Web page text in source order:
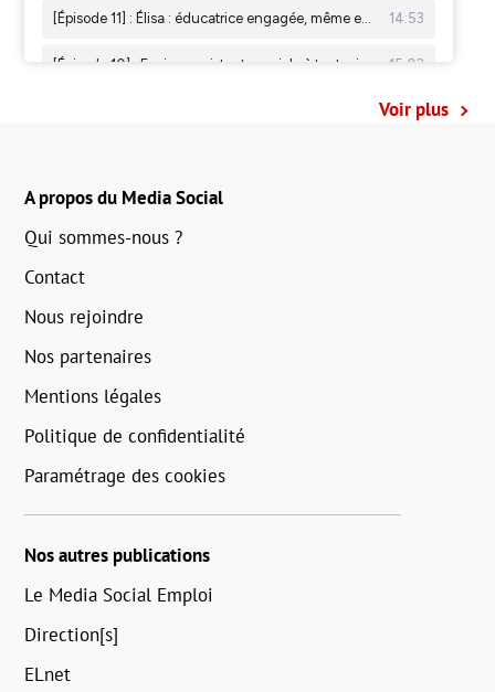
Voir plus
A propos du Media Social
Qui sommes-nous ?
Contact
Nous rejoindre
Nos partenaires
Mentions légales
Politique de confidentialité
Paramétrage des cookies
Nos autres publications
Le Media Social Emploi
Direction[s]
ELnet